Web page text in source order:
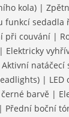
kola) |
funkcí sedadla
při couvání |
natáčecí
| LED
barvě |
boční